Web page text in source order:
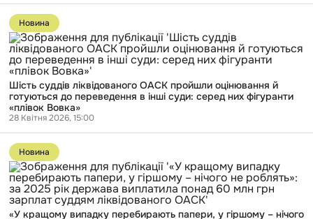
Перейти
до
публікації
Шість
суддів
ліквідованого
ОАСК
пройшли
оцінювання
готуються
до
переведення
інші
суди:
серед
них
фігуранти
Новина
Шість суддів ліквідованого ОАСК пройшли оцінювання й
готуються до переведення в інші суди: серед них фігуранти
«плівок Вовка»
28 Квітня 2026, 15:00
Перейти
до
публікації
«У
кращому
випадку
перебирають
папери,
Новина
«У кращому випадку перебирають папери, у гіршому – нічого